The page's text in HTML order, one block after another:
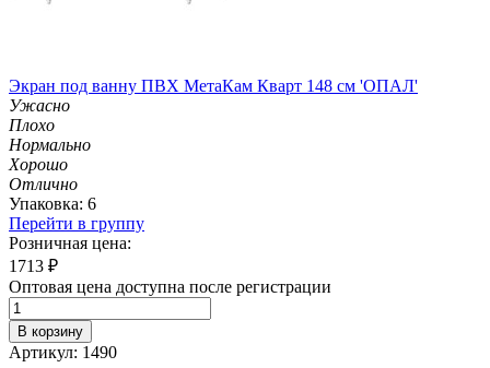
Экран под ванну ПВХ МетаКам Кварт 148 см 'ОПАЛ'
Ужасно
Плохо
Нормально
Хорошо
Отлично
Упаковка: 6
Перейти в группу
Розничная цена:
1713 ₽
Оптовая цена доступна после регистрации
В корзину
Артикул: 1490